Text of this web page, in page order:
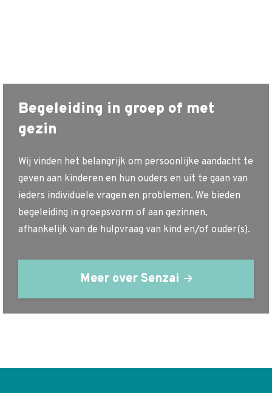
Begeleiding in groep of met
gezin
Wij vinden het belangrijk om persoonlijke aandacht te
geven aan kinderen en hun ouders en uit te gaan van
ieders individuele vragen en problemen. We bieden
begeleiding in groepsvorm of aan gezinnen,
afhankelijk van de hulpvraag van kind en/of ouder(s).
Meer over Senzai